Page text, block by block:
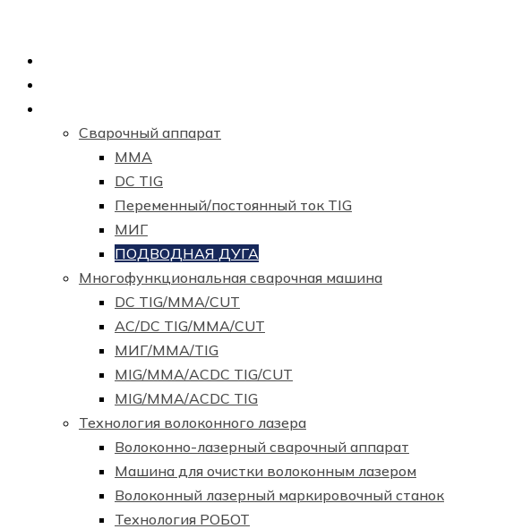
Сварочный аппарат
ММА
DC TIG
Переменный/постоянный ток TIG
МИГ
ПОДВОДНАЯ ДУГА
Многофункциональная сварочная машина
DC TIG/MMA/CUT
AC/DC TIG/MMA/CUT
МИГ/ММА/TIG
MIG/MMA/ACDC TIG/CUT
MIG/MMA/ACDC TIG
Технология волоконного лазера
Волоконно-лазерный сварочный аппарат
Машина для очистки волоконным лазером
Волоконный лазерный маркировочный станок
Технология РОБОТ